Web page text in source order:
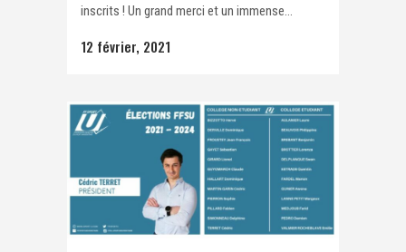
inscrits ! Un grand merci et un immense...
12 février, 2021